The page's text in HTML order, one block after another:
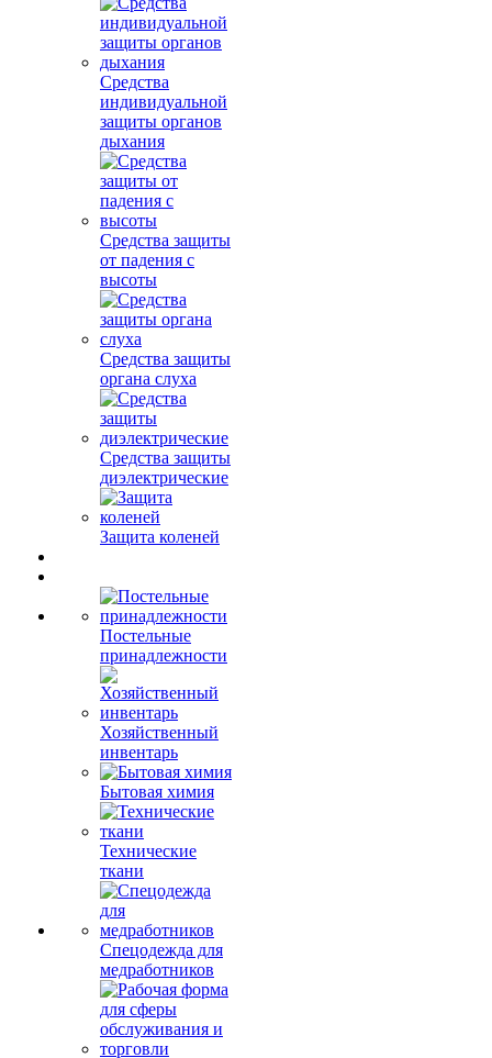
Средства
индивидуальной
защиты органов
дыхания
Средства защиты
от падения с
высоты
Средства защиты
органа слуха
Средства защиты
диэлектрические
Защита коленей
Постельные
принадлежности
Хозяйственный
инвентарь
Бытовая химия
Технические
ткани
Спецодежда для
медработников